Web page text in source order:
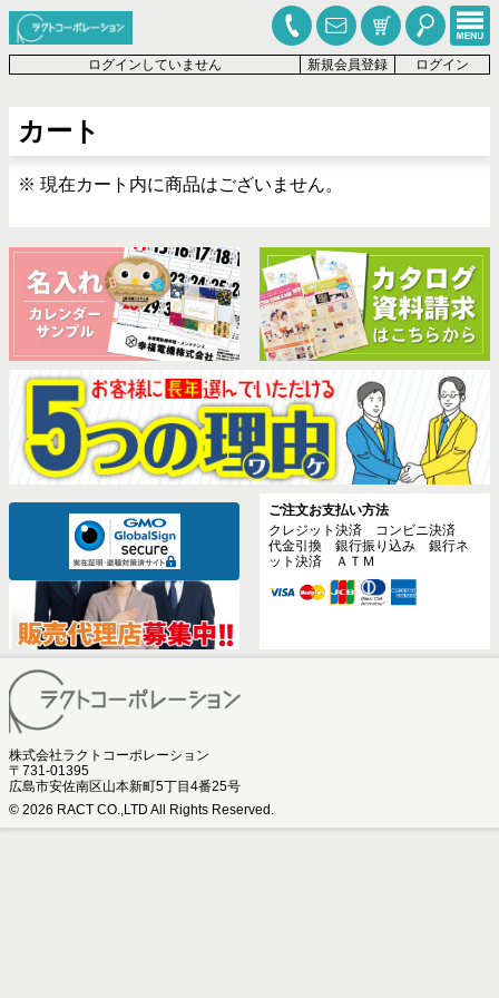
ログインしていません 新規会員登録 ログイン
カート
※ 現在カート内に商品はございません。
ご注文お支払い方法
クレジット決済 コンビニ決済
代金引換 銀行振り込み 銀行ネ
ット決済 ＡＴＭ
株式会社ラクトコーポレーション
〒731-01395
広島市安佐南区山本新町5丁目4番25号
© 2026 RACT CO.,LTD All Rights Reserved.